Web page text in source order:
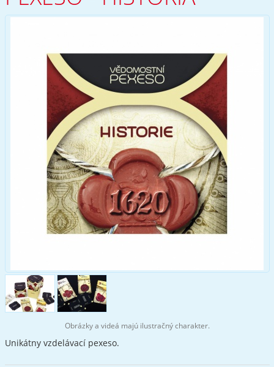
Obrázky a videá majú ilustračný charakter.
Unikátny vzdelávací pexeso.